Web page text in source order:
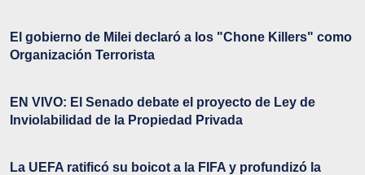
El gobierno de Milei declaró a los "Chone Killers" como
Organización Terrorista
EN VIVO: El Senado debate el proyecto de Ley de
Inviolabilidad de la Propiedad Privada
La UEFA ratificó su boicot a la FIFA y profundizó la